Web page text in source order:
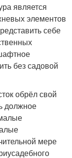
является
элементов
себе
без садовой
обрёл свой
должное
мере